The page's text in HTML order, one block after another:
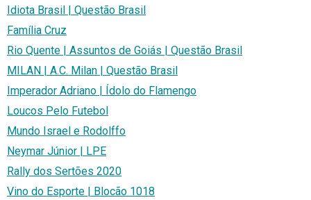
Idiota Brasil | Questão Brasil
Família Cruz
Rio Quente | Assuntos de Goiás | Questão Brasil
MILAN | A.C. Milan | Questão Brasil
Imperador Adriano | Ídolo do Flamengo
Loucos Pelo Futebol
Mundo Israel e Rodolffo
Neymar Júnior | LPE
Rally dos Sertões 2020
Vino do Esporte | Blocão 1018